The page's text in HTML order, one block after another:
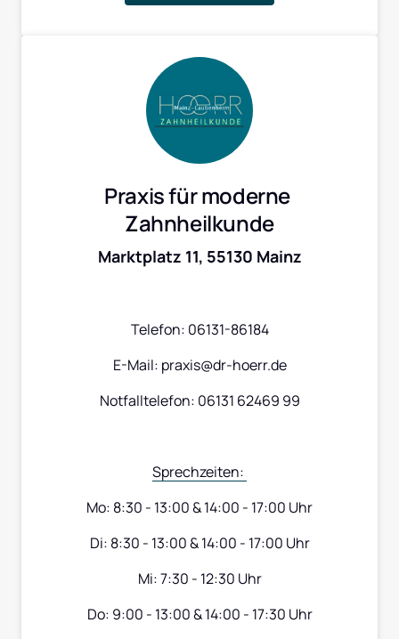
Praxis für moderne
Zahnheilkunde
Marktplatz 11, 55130 Mainz
Telefon: 06131-86184
E-Mail: praxis@dr-hoerr.de
Notfalltelefon: 06131 62469 99
Sprechzeiten:
Mo: 8:30 - 13:00 & 14:00 - 17:00 Uhr
Di: 8:30 - 13:00 & 14:00 - 17:00 Uhr
Mi: 7:30 - 12:30 Uhr
Do: 9:00 - 13:00 & 14:00 - 17:30 Uhr